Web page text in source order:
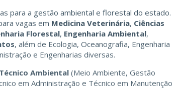
para a gestão ambiental e florestal do estado.
vagas em Medicina Veterinária, Ciências
Florestal, Engenharia Ambiental,
, além de Ecologia, Oceanografia, Engenharia
e Engenharias diversas.
Técnico Ambiental (Meio Ambiente, Gestão
em Administração e Técnico em Manutenção